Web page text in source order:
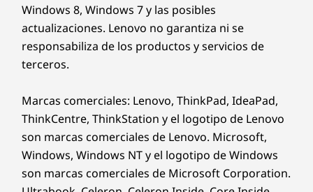
Windows 8, Windows 7 y las posibles
actualizaciones. Lenovo no garantiza ni se
responsabiliza de los productos y servicios de
terceros.
Marcas comerciales: Lenovo, ThinkPad, IdeaPad,
ThinkCentre, ThinkStation y el logotipo de Lenovo
son marcas comerciales de Lenovo. Microsoft,
Windows, Windows NT y el logotipo de Windows
son marcas comerciales de Microsoft Corporation.